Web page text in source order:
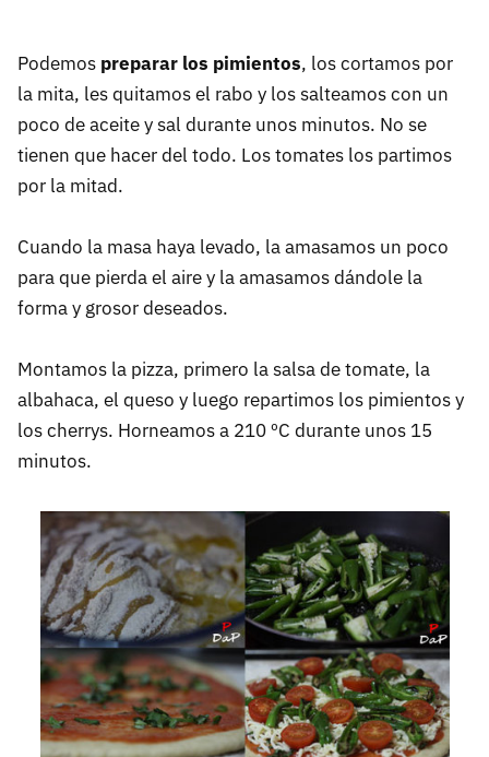
Podemos preparar los pimientos, los cortamos por
la mita, les quitamos el rabo y los salteamos con un
poco de aceite y sal durante unos minutos. No se
tienen que hacer del todo. Los tomates los partimos
por la mitad.
Cuando la masa haya levado, la amasamos un poco
para que pierda el aire y la amasamos dándole la
forma y grosor deseados.
Montamos la pizza, primero la salsa de tomate, la
albahaca, el queso y luego repartimos los pimientos y
los cherrys. Horneamos a 210 ºC durante unos 15
minutos.